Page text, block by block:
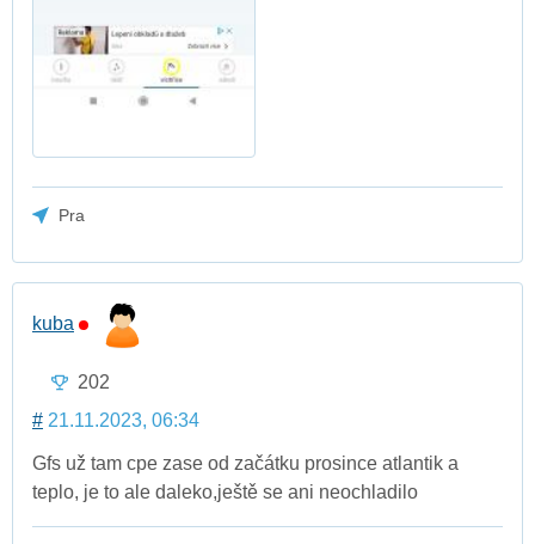
Pra
kuba
202
# 21.11.2023, 06:34
Gfs už tam cpe zase od začátku prosince atlantik a
teplo, je to ale daleko,ještě se ani neochladilo